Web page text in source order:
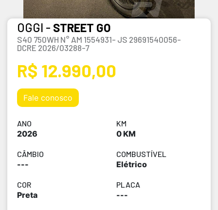
OGGI - STREET GO
S40 750WH N° AM 1554931- JS 29691540056-
DCRE 2026/03288-7
R$ 12.990,00
Fale conosco
ANO
2026
KM
0 KM
CÂMBIO
---
COMBUSTÍVEL
Elétrico
COR
Preta
PLACA
---